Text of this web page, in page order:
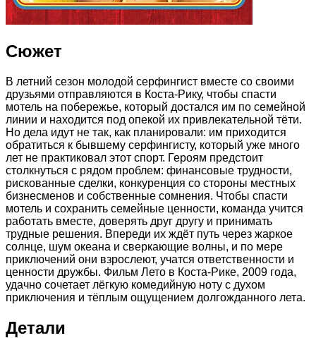
Сюжет
В летний сезон молодой серфингист вместе со своими
друзьями отправляются в Коста-Рику, чтобы спасти
мотель на побережье, который достался им по семейной
линии и находится под опекой их привлекательной тёти.
Но дела идут не так, как планировали: им приходится
обратиться к бывшему серфингисту, который уже много
лет не практиковал этот спорт. Героям предстоит
столкнуться с рядом проблем: финансовые трудности,
рискованные сделки, конкуренция со стороны местных
бизнесменов и собственные сомнения. Чтобы спасти
мотель и сохранить семейные ценности, команда учится
работать вместе, доверять друг другу и принимать
трудные решения. Впереди их ждёт путь через жаркое
солнце, шум океана и сверкающие волны, и по мере
приключений они взрослеют, учатся ответственности и
ценности дружбы. Фильм Лето в Коста-Рике, 2009 года,
удачно сочетает лёгкую комедийную ноту с духом
приключения и тёплым ощущением долгожданного лета.
Детали